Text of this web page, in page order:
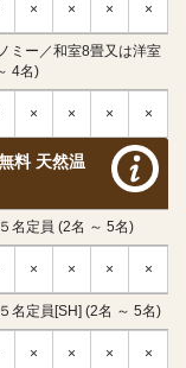
× × × ×
ミー／和室8畳又は洋室
4名)
× × × ×
料 天然温
定員 (2名 ～ 5名)
× × × ×
定員[SH] (2名 ～ 5名)
× × × ×